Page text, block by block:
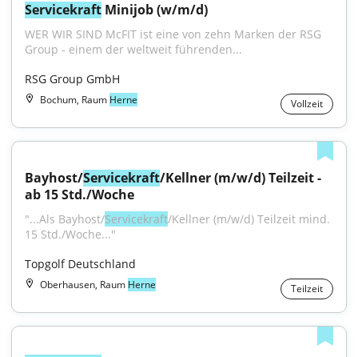
Servicekraft Minijob (w/m/d)
WER WIR SIND McFIT ist eine von zehn Marken der RSG
Group - einem der weltweit führenden...
RSG Group GmbH
Bochum, Raum Herne Vollzeit
Bayhost/Servicekraft/Kellner (m/w/d) Teilzeit -
ab 15 Std./Woche
"...Als Bayhost/Servicekraft/Kellner (m/w/d) Teilzeit mind.
15 Std./Woche..."
Topgolf Deutschland
Oberhausen, Raum Herne Teilzeit